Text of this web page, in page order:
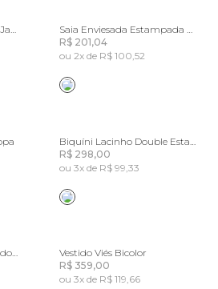
Vestido Curto Estampado Jardim Majestoso
Saia Enviesada Estampada Orquidário Bege
R$ 201,04
ou 2x de R$ 100,52
Biquíni Lacinho Double Estampado Concha Pintada
R$ 298,00
ou 3x de R$ 99,33
Top Reto Double Estampado Aventureiro
Vestido Viés Bicolor
R$ 359,00
ou 3x de R$ 119,66